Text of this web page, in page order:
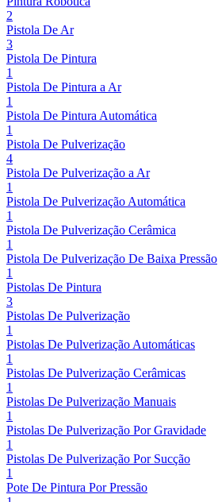
2
Pistola De Ar
3
Pistola De Pintura
1
Pistola De Pintura a Ar
1
Pistola De Pintura Automática
1
Pistola De Pulverização
4
Pistola De Pulverização a Ar
1
Pistola De Pulverização Automática
1
Pistola De Pulverização Cerâmica
1
Pistola De Pulverização De Baixa Pressão
1
Pistolas De Pintura
3
Pistolas De Pulverização
1
Pistolas De Pulverização Automáticas
1
Pistolas De Pulverização Cerâmicas
1
Pistolas De Pulverização Manuais
1
Pistolas De Pulverização Por Gravidade
1
Pistolas De Pulverização Por Sucção
1
Pote De Pintura Por Pressão